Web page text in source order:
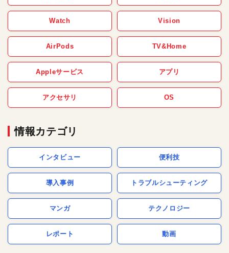
Watch Vision
AirPods TV&Home
Appleサービス アプリ
アクセサリ OS
情報カテゴリ
インタビュー 便利技
導入事例 トラブルシューティング
マンガ テクノロジー
レポート 動画